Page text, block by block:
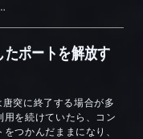
ポートを解放す
突に終了する場合が多
用を続けていたら、コン
つかんだままになり、